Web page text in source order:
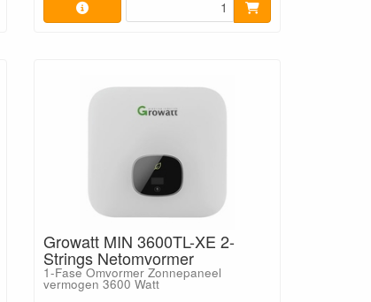
Growatt MIN 3600TL-XE 2-
Strings Netomvormer
1-Fase Omvormer Zonnepaneel
vermogen 3600 Watt